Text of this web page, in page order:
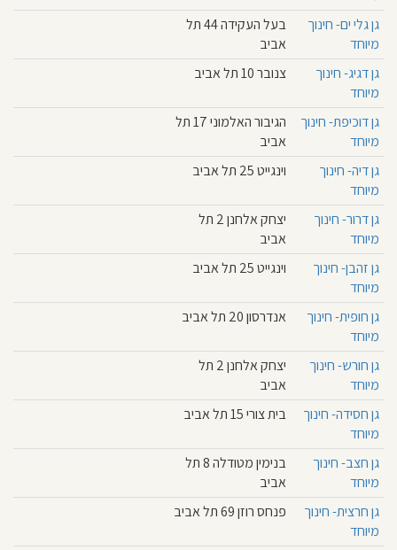
גן גלי ים- חינוך
מיוחד
בעל העקידה 44 תל
אביב
גן דגיג- חינוך
מיוחד
צנובר 10 תל אביב
גן דוכיפת- חינוך
מיוחד
הגיבור האלמוני 17 תל
אביב
גן דיה- חינוך
מיוחד
וינגייט 25 תל אביב
גן דרור- חינוך
מיוחד
יצחק אלחנן 2 תל
אביב
גן זהבן- חינוך
מיוחד
וינגייט 25 תל אביב
גן חופית- חינוך
מיוחד
אנדרסון 20 תל אביב
גן חורש- חינוך
מיוחד
יצחק אלחנן 2 תל
אביב
גן חסידה- חינוך
מיוחד
בית צורי 15 תל אביב
גן חצב- חינוך
מיוחד
בנימין מטודלה 8 תל
אביב
גן חרצית- חינוך
מיוחד
פנחס רוזן 69 תל אביב